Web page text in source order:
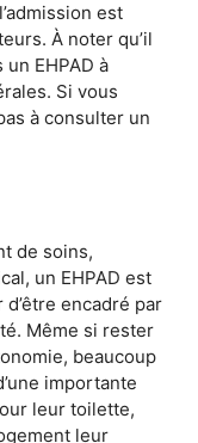
est
À noter qu’il
un EHPAD à
Si vous
à consulter un
de soins,
un EHPAD est
encadré par
Même si rester
beaucoup
importante
leur toilette,
leur